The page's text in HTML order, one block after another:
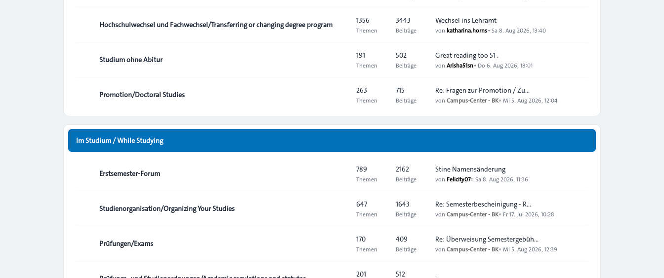
Hochschulwechsel und Fachwechsel/Transferring or changing degree program 1356
Themen
3443
Beiträge
Wechsel ins Lehramt
von katharina.horns» Sa 8. Aug 2026, 13:40
Studium ohne Abitur 191
Themen
502
Beiträge
Great reading too 51 .
von Arisha51sn» Do 6. Aug 2026, 18:01
Promotion/Doctoral Studies 263
Themen
715
Beiträge
Re: Fragen zur Promotion / Zu…
von Campus-Center - BK» Mi 5. Aug 2026, 12:04
Im Studium / While Studying
Erstsemester-Forum 789
Themen
2162
Beiträge
Stine Namensänderung
von Felicity07» Sa 8. Aug 2026, 11:36
Studienorganisation/Organizing Your Studies 647
Themen
1643
Beiträge
Re: Semesterbescheinigung - R…
von Campus-Center - BK» Fr 17. Jul 2026, 10:28
Prüfungen/Exams 170
Themen
409
Beiträge
Re: Überweisung Semestergebüh…
von Campus-Center - BK» Mi 5. Aug 2026, 12:39
201 512 .